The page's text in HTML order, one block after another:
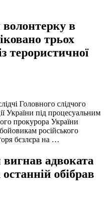
в
трьох
терористичної
Головного слідчого
України під процесуальним
прокурора України
російського
бєзлєра на …
адвоката
обібрав